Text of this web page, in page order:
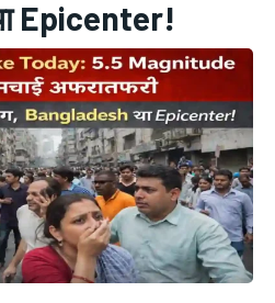
Epicenter!